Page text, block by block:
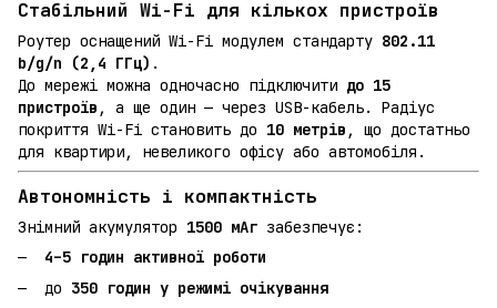
Стабільний Wi-Fi для кількох пристроїв
Роутер оснащений Wi-Fi модулем стандарту 802.11
b/g/n (2,4 ГГц) .
До мережі можна одночасно підключити до 15
пристроїв , а ще один — через USB-кабель. Радіус
покриття Wi-Fi становить до 10 метрів , що достатньо
для квартири, невеликого офісу або автомобіля.
Автономність і компактність
Знімний акумулятор 1500 мАг забезпечує:
4–5 годин активної роботи
до 350 годин у режимі очікування